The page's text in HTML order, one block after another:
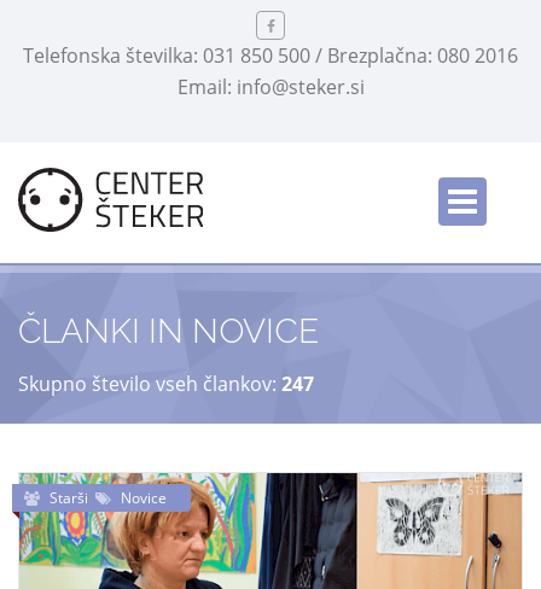
Telefonska številka: 031 850 500 / Brezplačna: 080 2016
Email: info@steker.si
ČLANKI IN NOVICE
Skupno število vseh člankov: 247
Starši Novice